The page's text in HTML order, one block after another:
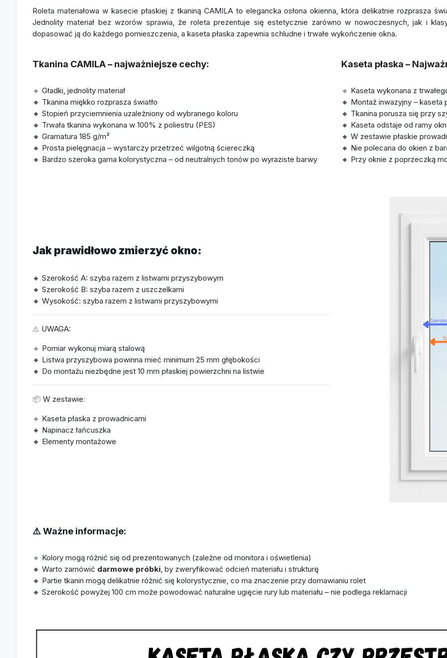
Roleta materiałowa w kasecie płaskiej z tkaniną CAMILA to elegancka osłona okienna, która delikatnie rozprasza
Jednolity materiał bez wzorów sprawia, że roleta prezentuje się estetycznie zarówno w nowoczesnych, jak i
dopasować ją do każdego pomieszczenia, a kaseta płaska zapewnia schludne i trwałe wykończenie okna.
Tkanina CAMILA – najważniejsze cechy:
🔸 Gładki, jednolity materiał
🔸 Tkanina miękko rozprasza światło
🔸 Stopień przyciemnienia uzależniony od wybranego koloru
🔸 Trwała tkanina wykonana w 100% z poliestru (PES)
🔸 Gramatura 185 g/m²
🔸 Prosta pielęgnacja – wystarczy przetrzeć wilgotną ściereczką
🔸 Bardzo szeroka gama kolorystyczna – od neutralnych tonów po wyraziste barwy
Kaseta płaska –
🔸 Kaseta wykonana z
🔸 Montaż inwazyjny –
🔸 Tkanina porusza się przy
🔸 Kaseta odstaje od ramy
🔸 W zestawie płaskie
🔸 Nie polecana do okien z
🔸 Przy oknie z poprzeczką
Jak prawidłowo zmierzyć okno:
🔸 Szerokość A: szyba razem z listwami przyszybowym
🔸 Szerokość B: szyba razem z uszczelkami
🔸 Wysokość: szyba razem z listwami przyszybowymi
⚠️ UWAGA:
🔸 Pomiar wykonuj miarą stalową
🔸 Listwa przyszybowa powinna mieć minimum 25 mm głębokości
🔸 Do montażu niezbędne jest 10 mm płaskiej powierzchni na listwie
📦 W zestawie:
🔸 Kaseta płaska z prowadnicami
🔸 Napinacz łańcuszka
🔸 Elementy montażowe
⚠️ Ważne informacje:
🔸 Kolory mogą różnić się od prezentowanych (zależne od monitora i oświetlenia)
🔸 Warto zamówić darmowe próbki , by zweryfikować odcień materiału i strukturę
🔸 Partie tkanin mogą delikatnie różnić się kolorystycznie, co ma znaczenie przy domawianiu rolet
🔸 Szerokość powyżej 100 cm może powodować naturalne ugięcie rury lub materiału – nie podlega reklamacji